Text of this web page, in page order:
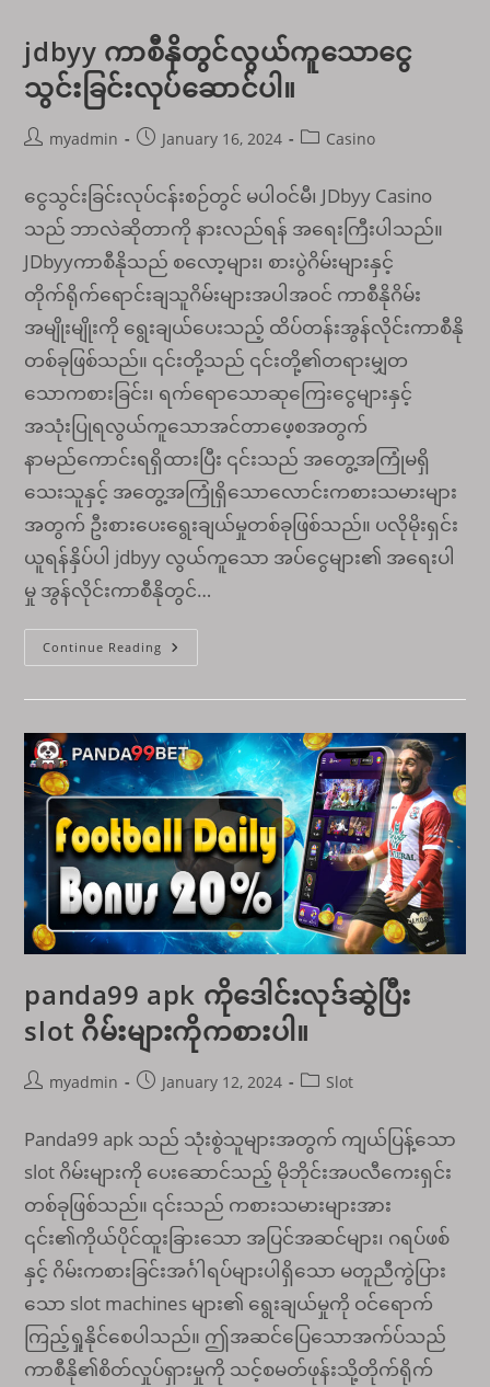
jdbyy ကာစီနိုတွင်လွယ်ကူသောငွေ
သွင်းခြင်းလုပ်ဆောင်ပါ။
Postmyadmin
PostJanuary 16, 2024
PostCasino
ငွေသွင်းခြင်းလုပ်ငန်းစဉ်တွင် မပါဝင်မီ၊ JDbyy Casino
သည် ဘာလဲဆိုတာကို နားလည်ရန် အရေးကြီးပါသည်။
JDbyyကာစီနိုသည် စလော့များ၊ စားပွဲဂိမ်းများနှင့်
တိုက်ရိုက်ရောင်းချသူဂိမ်းများအပါအဝင် ကာစီနိုဂိမ်း
အမျိုးမျိုးကို ရွေးချယ်ပေးသည့် ထိပ်တန်းအွန်လိုင်းကာစီနို
တစ်ခုဖြစ်သည်။ ၎င်းတို့သည် ၎င်းတို့၏တရားမျှတ
သောကစားခြင်း၊ ရက်ရောသောဆုကြေးငွေများနှင့်
အသုံးပြုရလွယ်ကူသောအင်တာဖေ့စအတွက်
နာမည်ကောင်းရရှိထားပြီး ၎င်းသည် အတွေ့အကြုံမရှိ
သေးသူနှင့် အတွေ့အကြုံရှိသောလောင်းကစားသမားများ
အတွက် ဦးစားပေးရွေးချယ်မှုတစ်ခုဖြစ်သည်။ ပလိုမိုးရှင်း
ယူရန်နှိပ်ပါ jdbyy လွယ်ကူသော အပ်ငွေများ၏ အရေးပါ
မှု အွန်လိုင်းကာစီနိုတွင်…
Continue Reading Jdbyy
ကာ
သော
ငွေ
သွင်း
ခြင်း
လုပ်ဆောင်
ပါ။
panda99 apk ကိုဒေါင်းလုဒ်ဆွဲပြီး
slot ဂိမ်းများကိုကစားပါ။
Postmyadmin
PostJanuary 12, 2024
PostSlot
Panda99 apk သည် သုံးစွဲသူများအတွက် ကျယ်ပြန့်သော
slot ဂိမ်းများကို ပေးဆောင်သည့် မိုဘိုင်းအပလီကေးရှင်း
တစ်ခုဖြစ်သည်။ ၎င်းသည် ကစားသမားများအား
၎င်း၏ကိုယ်ပိုင်ထူးခြားသော အပြင်အဆင်များ၊ ဂရပ်ဖစ်
နှင့် ဂိမ်းကစားခြင်းအင်္ဂါရပ်များပါရှိသော မတူညီကွဲပြား
သော slot machines များ၏ ရွေးချယ်မှုကို ဝင်ရောက်
ကြည့်ရှုနိုင်စေပါသည်။ ဤအဆင်ပြေသောအက်ပ်သည်
ကာစီနို၏စိတ်လှုပ်ရှားမှုကို သင့်စမတ်ဖုန်းသို့တိုက်ရိုက်